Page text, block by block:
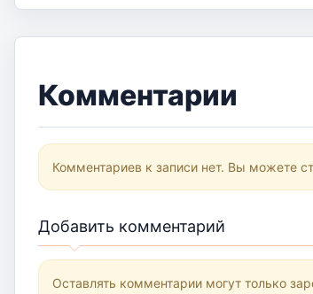
Комментарии
Комментариев к записи нет. Вы можете
Добавить комментарий
Оставлять комментарии могут только